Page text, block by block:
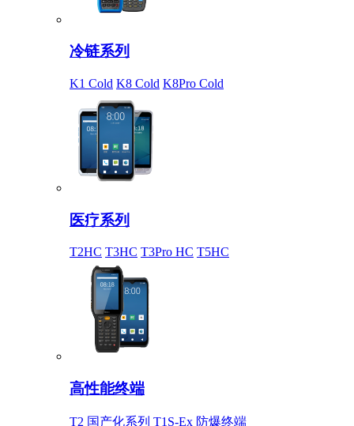
冷链系列
K1 Cold K8 Cold K8Pro Cold
医疗系列
T2HC T3HC T3Pro HC T5HC
高性能终端
T2 国产化系列 T1S-Ex 防爆终端